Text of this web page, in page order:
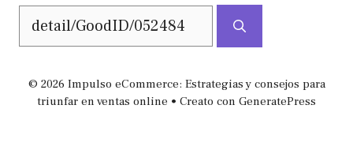
Ricerca
© 2026 Impulso eCommerce: Estrategias y consejos para
triunfar en ventas online • Creato con GeneratePress